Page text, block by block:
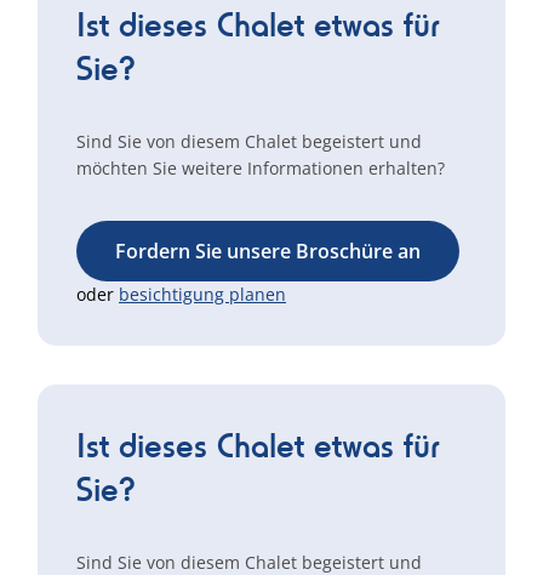
Ist dieses Chalet etwas für
Sie?
Sind Sie von diesem Chalet begeistert und
möchten Sie weitere Informationen erhalten?
Fordern Sie unsere Broschüre an
oder besichtigung planen
Ist dieses Chalet etwas für
Sie?
Sind Sie von diesem Chalet begeistert und